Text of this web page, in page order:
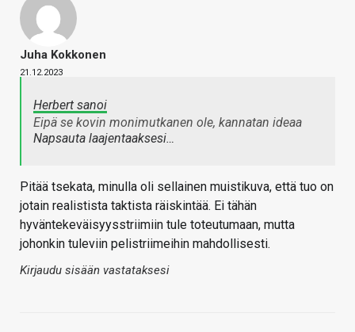
Juha Kokkonen
21.12.2023
Herbert sanoi
Eipä se kovin monimutkanen ole, kannatan ideaa
Napsauta laajentaaksesi…
Pitää tsekata, minulla oli sellainen muistikuva, että tuo on
jotain realistista taktista räiskintää. Ei tähän
hyväntekeväisyysstriimiin tule toteutumaan, mutta
johonkin tuleviin pelistriimeihin mahdollisesti.
Kirjaudu sisään vastataksesi